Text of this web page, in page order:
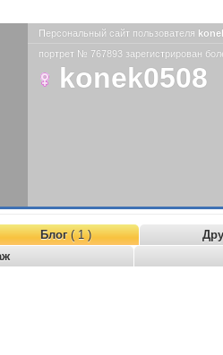
Персональный сайт пользователя
портрет № 767893 зарегистрирован
konek0508
Блог( 1 )